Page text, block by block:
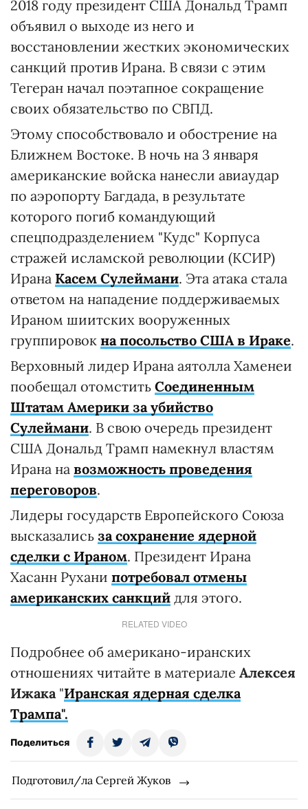
2018 году президент США Дональд Трамп
объявил о выходе из него и
восстановлении жестких экономических
санкций против Ирана. В связи с этим
Тегеран начал поэтапное сокращение
своих обязательство по СВПД.
Этому способствовало и обострение на
Ближнем Востоке. В ночь на 3 января
американские войска нанесли авиаудар
по аэропорту Багдада, в результате
которого погиб командующий
спецподразделением "Кудс" Корпуса
стражей исламской революции (КСИР)
Ирана Касем Сулеймани. Эта атака стала
ответом на нападение поддерживаемых
Ираном шиитских вооруженных
группировок на посольство США в Ираке.
Верховный лидер Ирана аятолла Хаменеи
пообещал отомстить Соединенным
Штатам Америки за убийство
Сулеймани. В свою очередь президент
США Дональд Трамп намекнул властям
Ирана на возможность проведения
переговоров.
Лидеры государств Европейского Союза
высказались за сохранение ядерной
сделки с Ираном. Президент Ирана
Хасанн Рухани потребовал отмены
американских санкций для этого.
RELATED VIDEO
Подробнее об американо-иранских
отношениях читайте в материале Алексея
Ижака "Иранская ядерная сделка
Трампа".
Поделиться
Подготовил/ла Сергей Жуков